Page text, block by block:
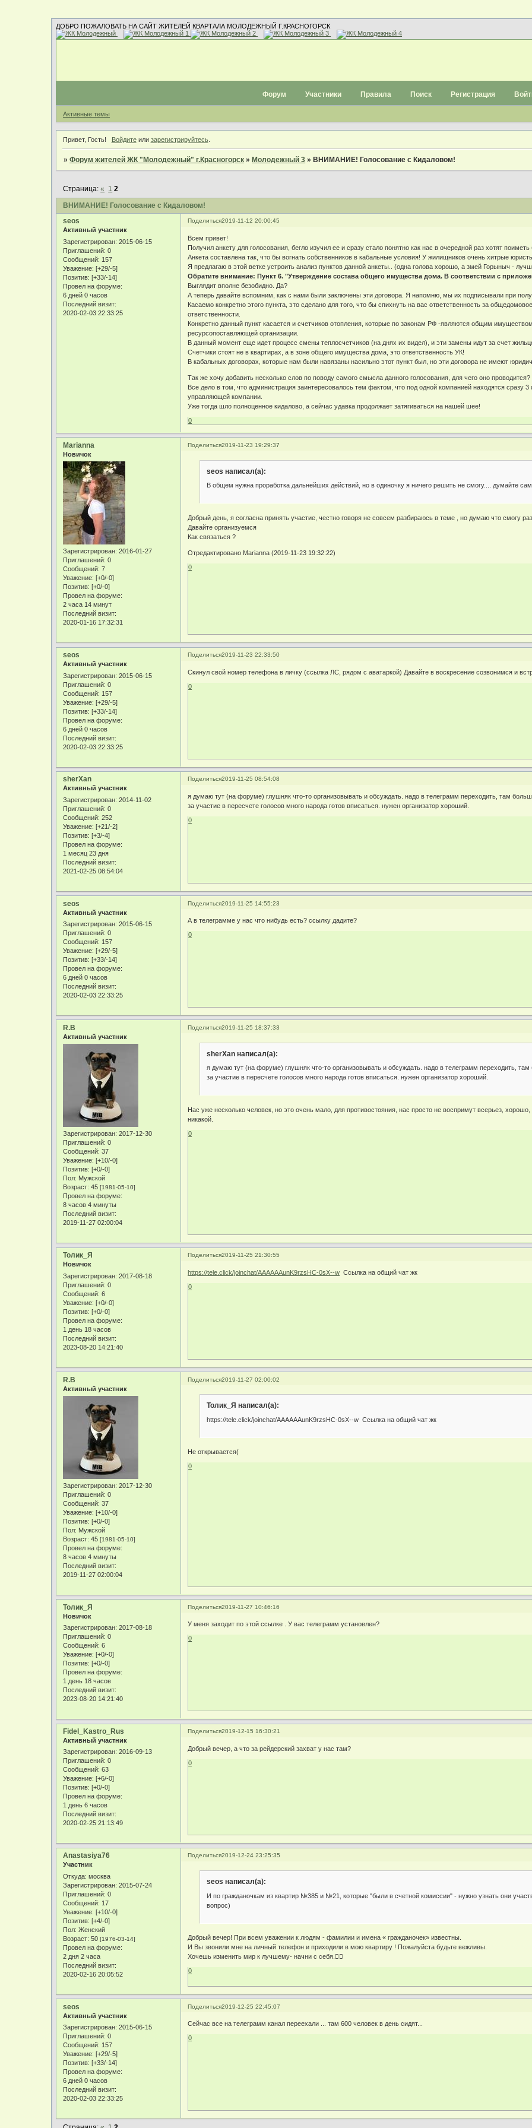
ДОБРО ПОЖАЛОВАТЬ НА САЙТ ЖИТЕЛЕЙ КВАРТАЛА МОЛОДЕЖНЫЙ Г.КРАСНОГОРСК
Форум Участники Правила Поиск Регистрация
Активные темы
Привет, Гость! Войдитеили зарегистрируйтесь.
»Форум жителей ЖК "Молодежный" г.Красногорск » Молодежный 3 » ВНИМАНИЕ! Голосование с Кидаловом!
ВНИМАНИЕ! Голосование с Кидаловом!
Страница:« 1 2
Поделиться2019-11-12 20:00:45
seos
Активный участник
Зарегистрирован: 2015-06-15
Приглашений: 0
Сообщений: 157
Уважение: [+29/-5]
Позитив: [+33/-14]
Провел на форуме:
6 дней 0 часов
Последний визит:
2020-02-03 22:33:25
Всем привет!
Получил анкету для голосования, бегло изучил ее и сразу стало понятно как нас в очередной раз хотят поиметь
Анкета составлена так, что бы вогнать собственников в кабальные условия! У жилищников очень хитрые
Я предлагаю в этой ветке устроить анализ пунктов данной анкеты.. (одна голова хорошо, а змей Горыныч -
Обратите внимание: Пункт 6. "Утверждение состава общего имущества дома. В соответствии с
Выглядит вполне безобидно. Да?
А теперь давайте вспомним, как с нами были заключены эти договора. Я напомню, мы их подписывали при
Касаемо конкретно этого пункта, это сделано для того, что бы спихнуть на вас ответственность за
ответственности.
Конкретно данный пункт касается и счетчиков отопления, которые по законам РФ -являются общим
ресурсопоставляющей организации.
В данный момент еще идет процесс смены теплосчетчиков (на днях их видел), и эти замены идут за счет
Счетчики стоят не в квартирах, а в зоне общего имущества дома, это ответственность УК!
В кабальных договорах, которые нам были навязаны насильно этот пункт был, но эти договора не имеют
Так же хочу добавить несколько слов по поводу самого смысла данного голосования, для чего оно проводится?
Все дело в том, что администрация заинтересовалось тем фактом, что под одной компанией находятся сразу
управляющей компании.
Уже тогда шло полноценное кидалово, а сейчас удавка продолжает затягиваться на нашей шее!
0
Поделиться2019-11-23 19:29:37
Marianna
Новичок
Зарегистрирован: 2016-01-27
Приглашений: 0
Сообщений: 7
Уважение: [+0/-0]
Позитив: [+0/-0]
Провел на форуме:
2 часа 14 минут
Последний визит:
2020-01-16 17:32:31
seos написал(а):
В общем нужна проработка дальнейших действий, но в одиночку я ничего решить не смогу.... думайте
Добрый день, я согласна принять участие, честно говоря не совсем разбираюсь в теме , но думаю что смогу
Давайте организуемся
Как связаться ?
Отредактировано Marianna (2019-11-23 19:32:22)
0
Поделиться2019-11-23 22:33:50
seos
Активный участник
Зарегистрирован: 2015-06-15
Приглашений: 0
Сообщений: 157
Уважение: [+29/-5]
Позитив: [+33/-14]
Провел на форуме:
6 дней 0 часов
Последний визит:
2020-02-03 22:33:25
Скинул свой номер телефона в личку (ссылка ЛС, рядом с аватаркой) Давайте в воскресение созвонимся и
0
Поделиться2019-11-25 08:54:08
sherXan
Активный участник
Зарегистрирован: 2014-11-02
Приглашений: 0
Сообщений: 252
Уважение: [+21/-2]
Позитив: [+3/-4]
Провел на форуме:
1 месяц 23 дня
Последний визит:
2021-02-25 08:54:04
я думаю тут (на форуме) глушняк что-то организовывать и обсуждать. надо в телеграмм переходить, там
за участие в пересчете голосов много народа готов вписаться. нужен организатор хороший.
0
Поделиться2019-11-25 14:55:23
seos
Активный участник
Зарегистрирован: 2015-06-15
Приглашений: 0
Сообщений: 157
Уважение: [+29/-5]
Позитив: [+33/-14]
Провел на форуме:
6 дней 0 часов
Последний визит:
2020-02-03 22:33:25
А в телеграмме у нас что нибудь есть? ссылку дадите?
0
Поделиться2019-11-25 18:37:33
R.B
Активный участник
Зарегистрирован: 2017-12-30
Приглашений: 0
Сообщений: 37
Уважение: [+10/-0]
Позитив: [+0/-0]
Пол: Мужской
Возраст: 45[1981-05-10]
Провел на форуме:
8 часов 4 минуты
Последний визит:
2019-11-27 02:00:04
sherXan написал(а):
я думаю тут (на форуме) глушняк что-то организовывать и обсуждать. надо в телеграмм переходить,
за участие в пересчете голосов много народа готов вписаться. нужен организатор хороший.
Нас уже несколько человек, но это очень мало, для противостояния, нас просто не воспримут всерьез,
никакой.
0
Поделиться2019-11-25 21:30:55
Толик_Я
Новичок
Зарегистрирован: 2017-08-18
Приглашений: 0
Сообщений: 6
Уважение: [+0/-0]
Позитив: [+0/-0]
Провел на форуме:
1 день 18 часов
Последний визит:
2023-08-20 14:21:40
https://tele.click/joinchat/AAAAAAunK9rzsHC-0sX--w Ссылка на общий чат жк
0
Поделиться2019-11-27 02:00:02
R.B
Активный участник
Зарегистрирован: 2017-12-30
Приглашений: 0
Сообщений: 37
Уважение: [+10/-0]
Позитив: [+0/-0]
Пол: Мужской
Возраст: 45[1981-05-10]
Провел на форуме:
8 часов 4 минуты
Последний визит:
2019-11-27 02:00:04
Толик_Я написал(а):
https://tele.click/joinchat/AAAAAAunK9rzsHC-0sX--w Ссылка на общий чат жк
Не открывается(
0
Поделиться2019-11-27 10:46:16
Толик_Я
Новичок
Зарегистрирован: 2017-08-18
Приглашений: 0
Сообщений: 6
Уважение: [+0/-0]
Позитив: [+0/-0]
Провел на форуме:
1 день 18 часов
Последний визит:
2023-08-20 14:21:40
У меня заходит по этой ссылке . У вас телеграмм установлен?
0
Поделиться2019-12-15 16:30:21
Fidel_Kastro_Rus
Активный участник
Зарегистрирован: 2016-09-13
Приглашений: 0
Сообщений: 63
Уважение: [+6/-0]
Позитив: [+0/-0]
Провел на форуме:
1 день 6 часов
Последний визит:
2020-02-25 21:13:49
Добрый вечер, а что за рейдерский захват у нас там?
0
Поделиться2019-12-24 23:25:35
Anastasiya76
Участник
Откуда: москва
Зарегистрирован: 2015-07-24
Приглашений: 0
Сообщений: 17
Уважение: [+10/-0]
Позитив: [+4/-0]
Пол: Женский
Возраст: 50[1976-03-14]
Провел на форуме:
2 дня 2 часа
Последний визит:
2020-02-16 20:05:52
seos написал(а):
И по гражданочкам из квартир №385 и №21, которые "были в счетной комиссии" - нужно узнать они
вопрос)
Добрый вечер! При всем уважении к людям - фамилии и имена « гражданочек» известны.
И Вы звонили мне на личный телефон и приходили в мою квартиру ! Пожалуйста будьте вежливы.
Хочешь изменить мир к лучшему- начни с себя.🖐🏼
0
Поделиться2019-12-25 22:45:07
seos
Активный участник
Зарегистрирован: 2015-06-15
Приглашений: 0
Сообщений: 157
Уважение: [+29/-5]
Позитив: [+33/-14]
Провел на форуме:
6 дней 0 часов
Последний визит:
2020-02-03 22:33:25
Сейчас все на телеграмм канал переехали ... там 600 человек в день сидят...
0